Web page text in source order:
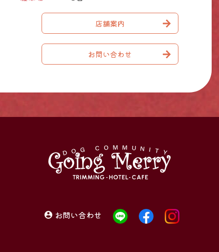
店舗案内
お問い合わせ
お問い合わせ